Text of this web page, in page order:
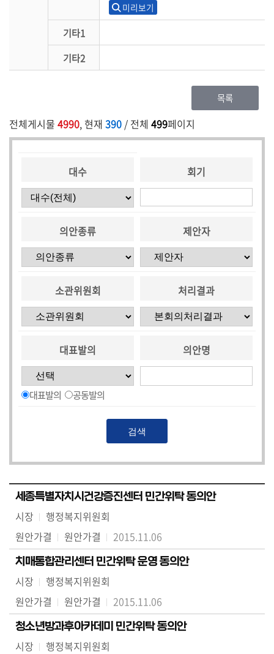
미리보기
기타1
기타2
목록
전체게시물 4990, 현재 390 / 전체 499페이지
대수 회기
의안종류 제안자
소관위원회 처리결과
대표발의
대표발의 공동발의
의안명
세종특별자치시건강증진센터 민간위탁 동의안
시장
행정복지위원회
원안가결
원안가결 2015.11.06
치매통합관리센터 민간위탁 운영 동의안
시장
행정복지위원회
원안가결
원안가결 2015.11.06
청소년방과후아카데미 민간위탁 동의안
시장
행정복지위원회